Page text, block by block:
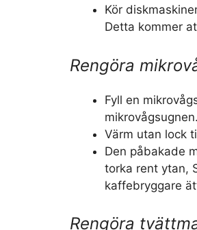
Kör
Detta kommer
Rengöra
Fyll en
mikrovågsugnen.
Värm utan lock
Den påbakade
torka rent ytan,
kaffebryggare
Rengöra